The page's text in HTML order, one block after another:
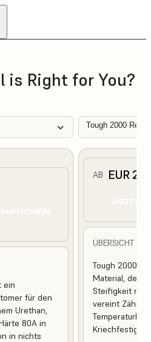
is Right for You?
Tough 2000
ein
für den
Urethan,
80A in
in nichts
AB EUR
ÜBERSICHT
Tough 2000
Material,
Steifigkeit mit
vereint